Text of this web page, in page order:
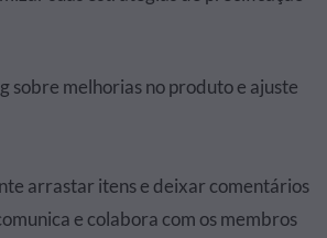
sobre melhorias no produto e ajuste
arrastar itens e deixar comentários
e colabora com os membros